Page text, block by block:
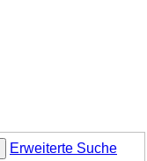
Erweiterte Suche